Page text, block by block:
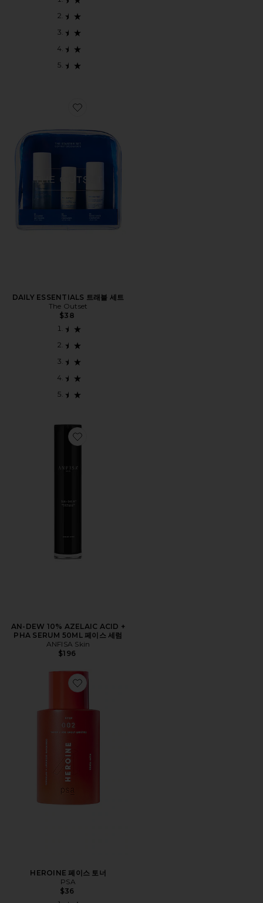
Favorite DAILY ESSENTIALS 트래블 세트
DAILY ESSENTIALS 트래블 세트
The Outset
$38
Favorite AN-DEW 10% AZELAIC ACID + PHA SERUM
AN-DEW 10% AZELAIC ACID +
PHA SERUM 50ML 페이스 세럼
ANFISA Skin
$196
Favorite HEROINE 페이스 토너
HEROINE 페이스 토너
PSA
$36